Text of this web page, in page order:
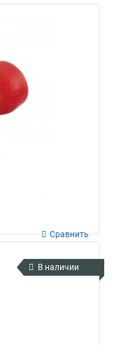
Сравнить
В наличии